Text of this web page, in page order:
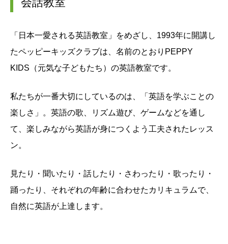
「日本一愛される英語教室」をめざし、1993年に開講し
たペッピーキッズクラブは、名前のとおりPEPPY
KIDS（元気な子どもたち）の英語教室です。
私たちが一番大切にしているのは、「英語を学ぶことの
楽しさ」。英語の歌、リズム遊び、ゲームなどを通し
て、楽しみながら英語が身につくよう工夫されたレッス
ン。
見たり・聞いたり・話したり・さわったり・歌ったり・
踊ったり、それぞれの年齢に合わせたカリキュラムで、
自然に英語が上達します。